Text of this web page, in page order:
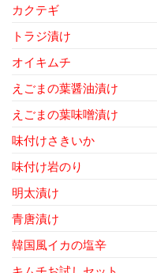
カクテギ
トラジ漬け
オイキムチ
えごまの葉醤油漬け
えごまの葉味噌漬け
味付けさきいか
味付け岩のり
明太漬け
青唐漬け
韓国風イカの塩辛